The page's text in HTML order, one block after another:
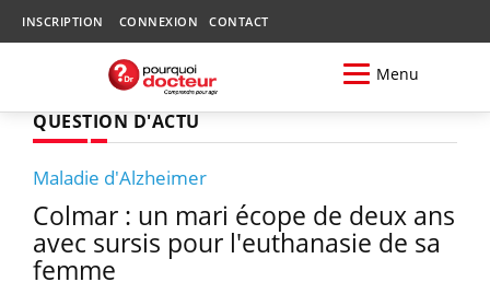
INSCRIPTION CONNEXION CONTACT
Menu
QUESTION D'ACTU
Maladie d'Alzheimer
Colmar : un mari écope de deux ans
avec sursis pour l'euthanasie de sa
femme